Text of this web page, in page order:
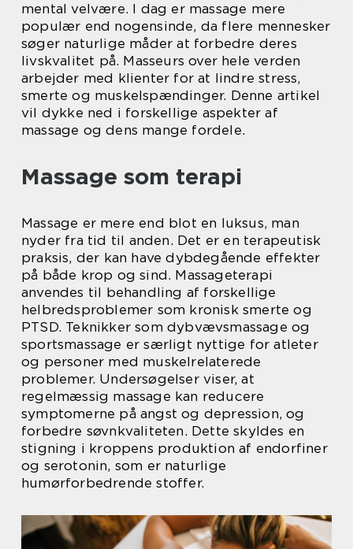
mental velvære. I dag er massage mere
populær end nogensinde, da flere mennesker
søger naturlige måder at forbedre deres
livskvalitet på. Masseurs over hele verden
arbejder med klienter for at lindre stress,
smerte og muskelspændinger. Denne artikel
vil dykke ned i forskellige aspekter af
massage og dens mange fordele.
Massage som terapi
Massage er mere end blot en luksus, man
nyder fra tid til anden. Det er en terapeutisk
praksis, der kan have dybdegående effekter
på både krop og sind. Massageterapi
anvendes til behandling af forskellige
helbredsproblemer som kronisk smerte og
PTSD. Teknikker som dybvævsmassage og
sportsmassage er særligt nyttige for atleter
og personer med muskelrelaterede
problemer. Undersøgelser viser, at
regelmæssig massage kan reducere
symptomerne på angst og depression, og
forbedre søvnkvaliteten. Dette skyldes en
stigning i kroppens produktion af endorfiner
og serotonin, som er naturlige
humørforbedrende stoffer.